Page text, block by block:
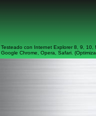
Testeado con Internet Explorer 8, 9, 10,
Google Chrome, Opera, Safari.